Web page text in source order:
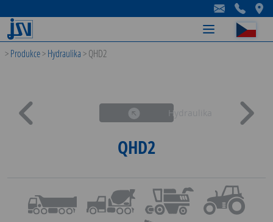
-
-
-
>Produkce>Hydraulika>QHD2
Hydraulika
QHD2